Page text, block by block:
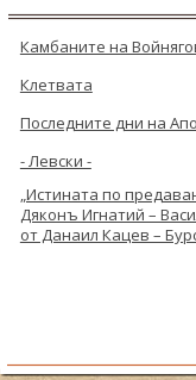
Камбаните на
Клетвата
Последните дни на
- Левски -
„Истината по
Дяконъ Игнатий –
от Данаил Кацев –